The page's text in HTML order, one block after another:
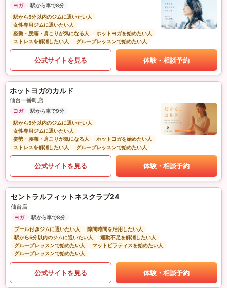
ヨガ
駅から車で8分
駅から5分以内のジムに通いたい人
女性専用ジムに通いたい人
姿勢・腰痛・肩こりが気になる人
ホットヨガを始めたい人
ストレスを解消したい人
グループレッスンで始めたい人
公式サイトを見る 体験・相談予約
ホットヨガのカルド
仙台一番町店
ヨガ
駅から車で9分
駅から5分以内のジムに通いたい人
女性専用ジムに通いたい人
姿勢・腰痛・肩こりが気になる人
ホットヨガを始めたい人
ストレスを解消したい人
グループレッスンで始めたい人
公式サイトを見る 体験・相談予約
セントラルフィットネスクラブ24
仙台店
ヨガ
駅から車で8分
プール付きジムに通いたい人
隙間時間を活用したい人
駅から5分以内のジムに通いたい人
運動不足を解消したい人
グループレッスンで始めたい人
マットピラティスを始めたい人
グループレッスンで始めたい人
公式サイトを見る 体験・相談予約